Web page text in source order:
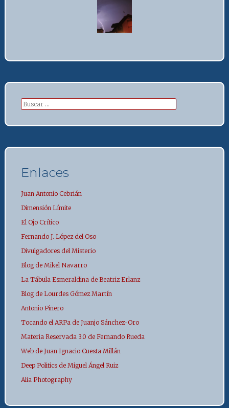
Buscar:
Enlaces
Juan Antonio Cebrián
Dimensión Límite
El Ojo Crítico
Fernando J. López del Oso
Divulgadores del Misterio
Blog de Mikel Navarro
La Tábula Esmeraldina de Beatriz Erlanz
Blog de Lourdes Gómez Martín
Antonio Piñero
Tocando el ARPa de Juanjo Sánchez-Oro
Materia Reservada 3.0 de Fernando Rueda
Web de Juan Ignacio Cuesta Millán
Deep Politics de Miguel Ángel Ruiz
Alia Photography